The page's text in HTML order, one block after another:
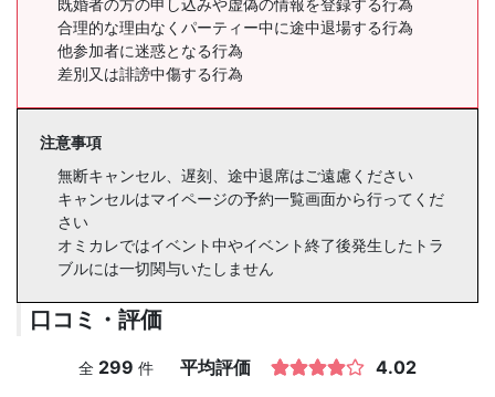
既婚者の方の申し込みや虚偽の情報を登録する行為
合理的な理由なくパーティー中に途中退場する行為
他参加者に迷惑となる行為
差別又は誹謗中傷する行為
注意事項
無断キャンセル、遅刻、途中退席はご遠慮ください
キャンセルはマイページの予約一覧画面から行ってくだ
さい
オミカレではイベント中やイベント終了後発生したトラ
ブルには一切関与いたしません
口コミ・評価
全 299 件 平均評価 4.02